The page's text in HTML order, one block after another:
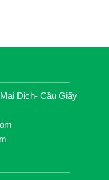
Dịch- Cầu Giấy